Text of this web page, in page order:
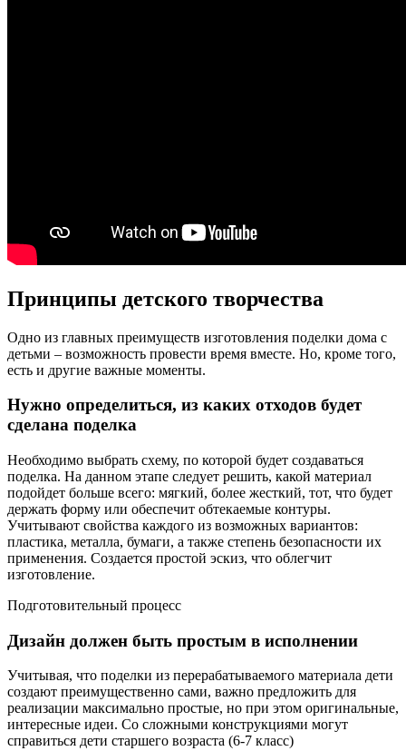
Принципы детского творчества
Одно из главных преимуществ изготовления поделки дома с
детьми – возможность провести время вместе. Но, кроме того,
есть и другие важные моменты.
Нужно определиться, из каких отходов будет
сделана поделка
Необходимо выбрать схему, по которой будет создаваться
поделка. На данном этапе следует решить, какой материал
подойдет больше всего: мягкий, более жесткий, тот, что будет
держать форму или обеспечит обтекаемые контуры.
Учитывают свойства каждого из возможных вариантов:
пластика, металла, бумаги, а также степень безопасности их
применения. Создается простой эскиз, что облегчит
изготовление.
Подготовительный процесс
Дизайн должен быть простым в исполнении
Учитывая, что поделки из перерабатываемого материала дети
создают преимущественно сами, важно предложить для
реализации максимально простые, но при этом оригинальные,
интересные идеи. Со сложными конструкциями могут
справиться дети старшего возраста (6-7 класс)